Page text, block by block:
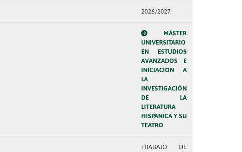
2026/2027
MÁSTER
UNIVERSITARIO
EN ESTUDIOS
AVANZADOS E
INICIACIÓN A
LA
INVESTIGACIÓN
DE LA
LITERATURA
HISPÁNICA Y SU
TEATRO
TRABAJO DE